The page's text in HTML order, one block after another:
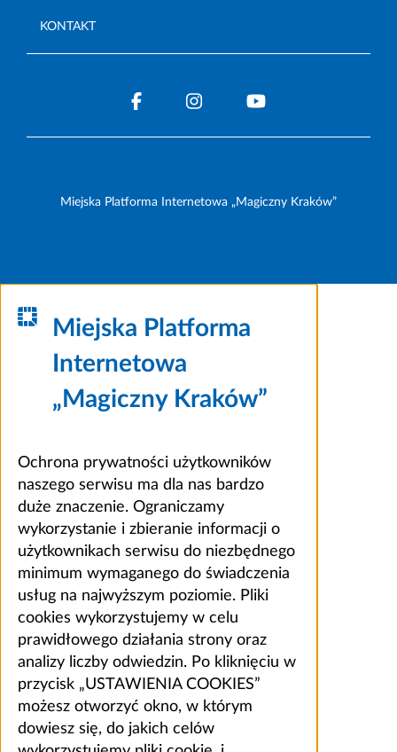
KONTAKT
Miejska Platforma Internetowa „Magiczny Kraków”
Miejska Platforma
Internetowa
„Magiczny Kraków”
Ochrona prywatności użytkowników
naszego serwisu ma dla nas bardzo
duże znaczenie. Ograniczamy
wykorzystanie i zbieranie informacji o
użytkownikach serwisu do niezbędnego
minimum wymaganego do świadczenia
usług na najwyższym poziomie. Pliki
cookies wykorzystujemy w celu
prawidłowego działania strony oraz
analizy liczby odwiedzin. Po kliknięciu w
przycisk „USTAWIENIA COOKIES”
możesz otworzyć okno, w którym
dowiesz się, do jakich celów